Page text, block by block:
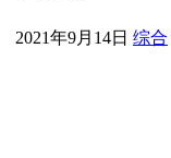
2021年9月14日 综合